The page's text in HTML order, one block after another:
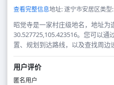
查看完整信息地址: 遂宁市安居区类型
昭觉寺是一家村庄级地名，地址为
30.527725,105.423516。您可以
置、规划到达路线，以及查找周边
用户评价
匿名用户